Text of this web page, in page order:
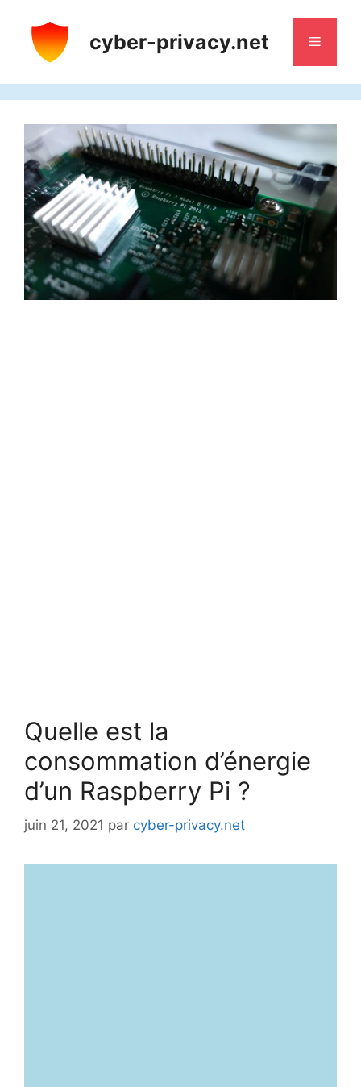
contenu
cyber-privacy.net Menu
Quelle est la
consommation d’énergie
d’un Raspberry Pi ?
juin 21, 2021 par cyber-privacy.net